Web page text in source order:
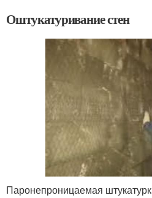
Оштукатуривание стен
Паронепроницаемая